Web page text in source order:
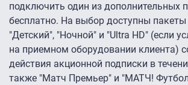
подключить один из дополнительных
бесплатно. На выбор доступны
"Детский", "Ночной" и "Ultra HD" (если
на приемном оборудовании клиента)
действия акционной подписки в
также "Матч Премьер" и "МАТЧ!